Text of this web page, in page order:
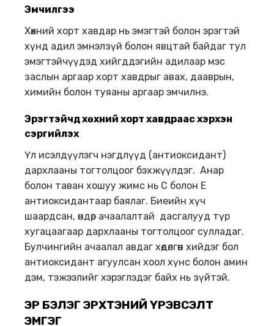
Эмчилгээ
Хөхний хорт хавдар нь эмэгтэй болон эрэгтэй
хүнд адил эмнэлзүй болон явцтай байдаг тул
эмэгтэйчүүдэд хийгддэгийн адилаар мэс
заслын аргаар хорт хавдрыг авах, дааврын,
химийн болон туяаны аргаар эмчилнэ.
Эрэгтэйчүүд хөхний хорт хавдраас хэрхэн
сэргийлэх
Үл исэлдүүлэгч нэгдлүүд (антиоксидант)
дархлааны тогтолцоог бэхжүүлдэг. Анар
болон таван хошуу жимс нь С болон Е
антиоксидантаар баялаг. Биеийн хүч
шаардсан, өндөр ачаалалтай дасгалууд түр
хугацаагаар дархлааны тогтолцоог сулладаг.
Булчингийн ачаалал авдаг хөдөлгөөн хийдэг бол
антиоксидант агуулсан хоол хүнс болон амин
дэм, тэжээлийг хэрэглэдэг байх нь зүйтэй.
ЭР БЭЛЭГ ЭРХТЭНИЙ ҮРЭВСЭЛТ
ЭМГЭГ